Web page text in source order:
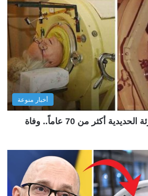
أخبار منوعة
عاشت تتنفس بالرئة الحديدية أكثر من 70 عاماً.. وفاة